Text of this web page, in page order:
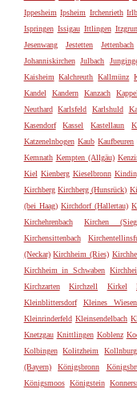
Ippesheim Ipsheim Irchenrieth
Ispringen Issigau Ittlingen
Jesenwang
Jestetten Jettenbach
Johanniskirchen
Julbach
Kaisheim Kalchreuth Kallmünz
Kandel
Kandern Kanzach
Neuthard
Karlsfeld Karlshuld
Kasendorf
Kassel Kastellaun
Katzenelnbogen Kaub Kaufbeuren
Kemnath Kempten (Allgäu)
Kiel Kienberg Kieselbronn
Kirchberg Kirchberg (Hunsrück)
(bei Haag) Kirchdorf (Hallertau)
Kirchehrenbach
Kirchen
Kirchensittenbach
(Neckar) Kirchheim (Ries)
Kirchheim in Schwaben
Kirchzarten
Kirchzell Kirkel
Kleinblittersdorf
Kleines
Kleinrinderfeld Kleinsendelbach
Knetzgau Knittlingen Koblenz
Kolbingen
Kolitzheim Kollnburg
(Bayern)
Königsbronn
Königsmoos Königstein